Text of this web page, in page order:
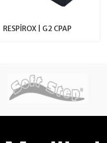
RESPİROX | G2 CPAP